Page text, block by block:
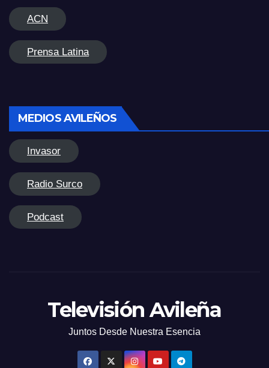
ACN
Prensa Latina
MEDIOS AVILEÑOS
Invasor
Radio Surco
Podcast
Televisión Avileña
Juntos Desde Nuestra Esencia